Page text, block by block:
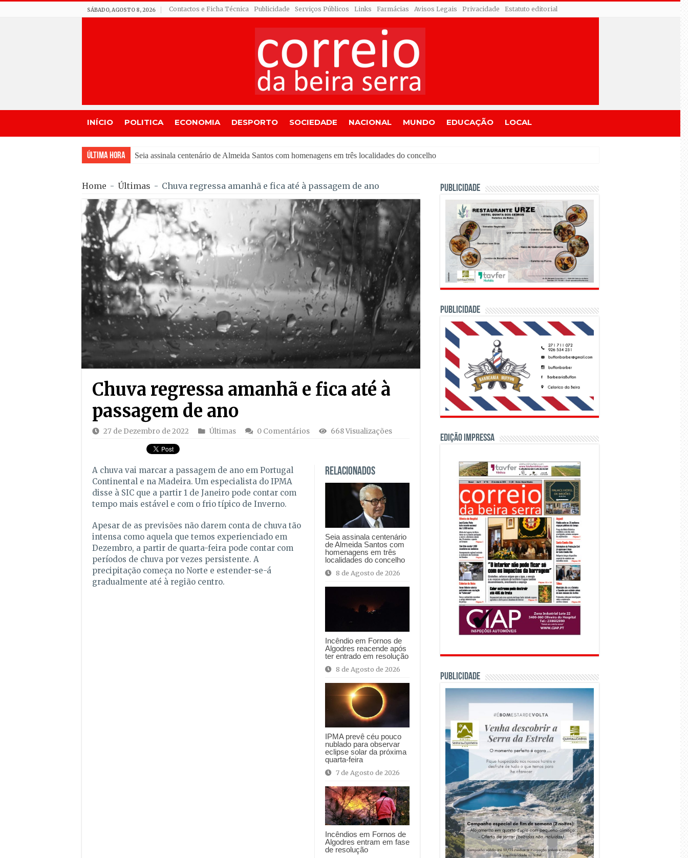
SÁBADO, AGOSTO 8, 2026 Contactos e Ficha Técnica Publicidade Serviços Públicos Links Farmácias Avisos Legais Privacidade Estatuto editorial
INÍCIO POLITICA ECONOMIA DESPORTO SOCIEDADE NACIONAL MUNDO EDUCAÇÃO LOCAL
Última Hora Incêndio em Fornos de Al
Home - Últimas - Chuva regressa amanhã e fica até à passagem de ano
Chuva regressa amanhã e fica até à
passagem de ano
27 de Dezembro de 2022 Últimas 0 Comentários 668 Visualizações
Relacionados
Seia assinala centenário
de Almeida Santos com
homenagens em três
localidades do concelho
8 de Agosto de 2026
Incêndio em Fornos de
Algodres reacende após
ter entrado em resolução
8 de Agosto de 2026
IPMA prevê céu pouco
nublado para observar
eclipse solar da próxima
quarta-feira
7 de Agosto de 2026
Incêndios em Fornos de
Algodres entram em fase
de resolução
A chuva vai marcar a passagem de ano em Portugal
Continental e na Madeira. Um especialista do IPMA
disse à SIC que a partir 1 de Janeiro pode contar com
tempo mais estável e com o frio típico de Inverno.
Apesar de as previsões não darem conta de chuva tão
intensa como aquela que temos experienciado em
Dezembro, a partir de quarta-feira pode contar com
períodos de chuva por vezes persistente. A
precipitação começa no Norte e estender-se-á
gradualmente até à região centro.
PUBLICIDADE
PUBLICIDADE
Edição Impressa
PUBLICIDADE